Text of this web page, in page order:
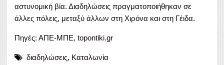
αστυνομική βία. Διαδηλώσεις πραγματοποιήθηκαν σε
άλλες πόλεις, μεταξύ άλλων στη Χιρόνα και στη Γέιδα.
Πηγές: ΑΠΕ-ΜΠΕ, topontiki.gr
διαδηλώσεις, Καταλωνία